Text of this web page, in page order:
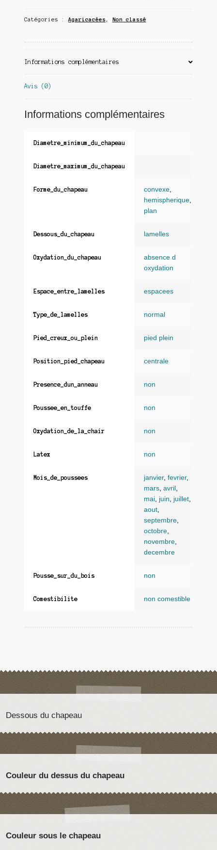
Catégories : Agaricacées , Non classé
Informations complémentaires
Avis (0)
Informations complémentaires
Diametre_minimum_du_chapeau
Diametre_maximum_du_chapeau
Forme_du_chapeau convexe,
hemispherique,
plan
Dessous_du_chapeau lamelles
Oxydation_du_chapeau
absence d
oxydation
Espace_entre_lamelles espacees
Type_de_lamelles normal
Pied_creux_ou_plein pied plein
Position_pied_chapeau centrale
Presence_dun_anneau non
Poussee_en_touffe non
Oxydation_de_la_chair non
Latex non
Mois_de_poussees janvier, fevrier,
mars, avril ,
mai, juin, juillet,
aout,
septembre,
octobre,
novembre,
decembre
Pousse_sur_du_bois non
Comestibilite non comestible
Dessous du chapeau
Couleur du dessus du chapeau
Couleur sous le chapeau